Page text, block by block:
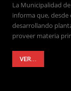
La Municipalidad
informa que, desde
desarrollando
proveer materia
VER...